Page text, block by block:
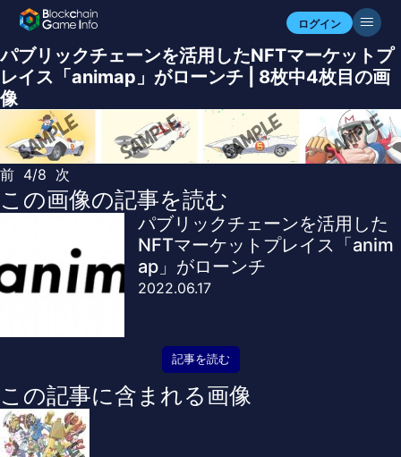
ログイン
パブリックチェーンを活用したNFTマーケットプ
レイス「animap」がローンチ | 8枚中4枚目の画
像
前 4/8 次
この画像の記事を読む
パブリックチェーンを活用した
NFTマーケットプレイス「anim
ap」がローンチ
2022.06.17
記事を読む
この記事に含まれる画像